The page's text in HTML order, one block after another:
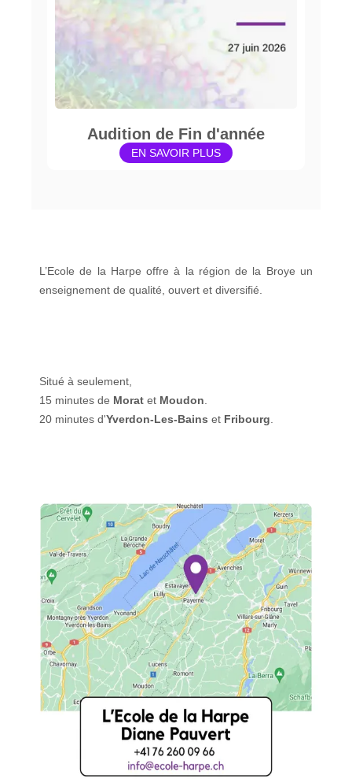
Audition de Fin d'année
EN SAVOIR PLUS
L’Ecole de la Harpe offre à la région de la Broye un
enseignement de qualité, ouvert et diversifié.
Situé à seulement,
15 minutes de Morat et Moudon
20 minutes d'Yverdon-Les-Bains et Fribourg